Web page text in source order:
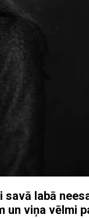
labā
un viņa vēlmi